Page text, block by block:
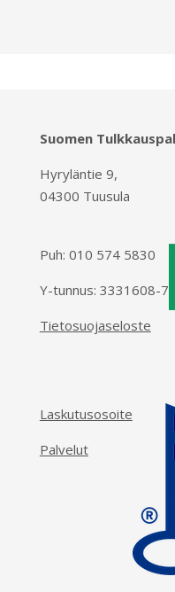
Suomen
Hyryläntie 9,
04300 Tuusula
Puh: 010 574 5830
Y-tunnus: 3331608-7
Tietosuojaseloste
Laskutusosoite
Palvelut